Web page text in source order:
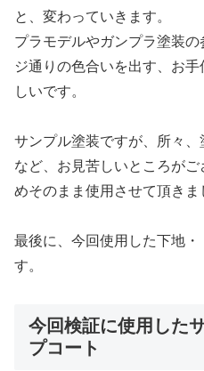
と、変わっていきます。
プラモデルやガンプラ塗装
ジ通りの色合いを出す、お
しいです。
サンプル塗装ですが、所々
など、お見苦しいところが
めそのまま使用させて頂きま
最後に、今回使用した下地
す。
今回検証に使用した
プコート